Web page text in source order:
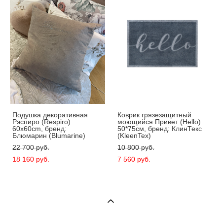
Подушка декоративная
Рэспиро (Respiro)
60x60cm, бренд:
Блюмарин (Blumarine)
22 700 pуб.
18 160 pуб.
Коврик грязезащитный
моющийся Привет (Hello)
50*75см, бренд: КлинТекс
(KleenTex)
10 800 pуб.
7 560 pуб.